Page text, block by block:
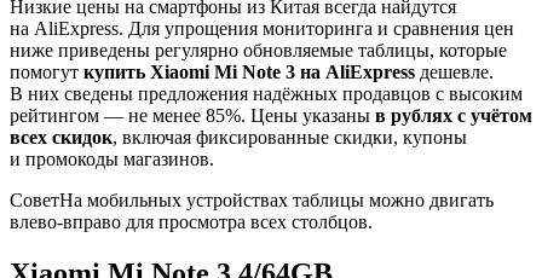
Низкие цены на смартфоны из Китая всегда найдутся
на AliExpress. Для упрощения мониторинга и сравнения цен
ниже приведены регулярно обновляемые таблицы, которые
помогут купить Xiaomi Mi Note 3 на AliExpress дешевле.
В них сведены предложения надёжных продавцов с высоким
рейтингом — не менее 85%. Цены указаны в рублях с учётом
всех скидок, включая фиксированные скидки, купоны
и промокоды магазинов.
СоветНа мобильных устройствах таблицы можно двигать
влево-вправо для просмотра всех столбцов.